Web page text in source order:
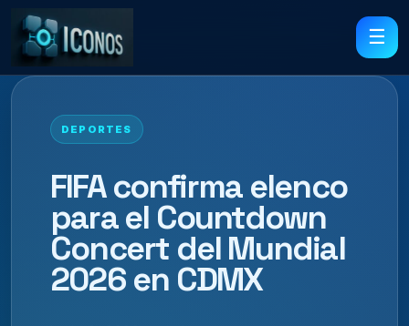
☰
DEPORTES
FIFA confirma elenco
para el Countdown
Concert del Mundial
2026 en CDMX